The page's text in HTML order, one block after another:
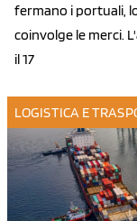
fermano i portuali,
coinvolge le merci.
il 17
LOGISTICA E